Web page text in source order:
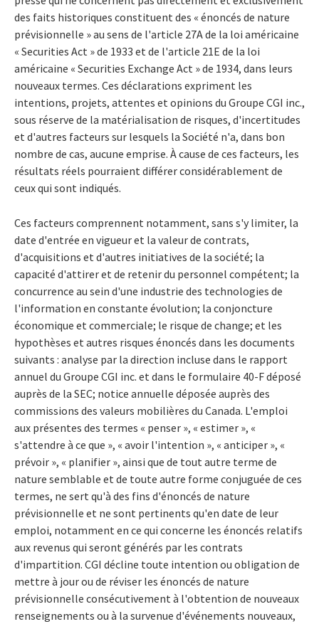
des faits historiques constituent des « énoncés de nature
prévisionnelle » au sens de l'article 27A de la loi américaine
« Securities Act » de 1933 et de l'article 21E de la loi
américaine « Securities Exchange Act » de 1934, dans leurs
nouveaux termes. Ces déclarations expriment les
intentions, projets, attentes et opinions du Groupe CGI inc.,
sous réserve de la matérialisation de risques, d'incertitudes
et d'autres facteurs sur lesquels la Société n'a, dans bon
nombre de cas, aucune emprise. À cause de ces facteurs, les
résultats réels pourraient différer considérablement de
ceux qui sont indiqués.
Ces facteurs comprennent notamment, sans s'y limiter, la
date d'entrée en vigueur et la valeur de contrats,
d'acquisitions et d'autres initiatives de la société; la
capacité d'attirer et de retenir du personnel compétent; la
concurrence au sein d'une industrie des technologies de
l'information en constante évolution; la conjoncture
économique et commerciale; le risque de change; et les
hypothèses et autres risques énoncés dans les documents
suivants : analyse par la direction incluse dans le rapport
annuel du Groupe CGI inc. et dans le formulaire 40-F déposé
auprès de la SEC; notice annuelle déposée auprès des
commissions des valeurs mobilières du Canada. L'emploi
aux présentes des termes « penser », « estimer », «
s'attendre à ce que », « avoir l'intention », « anticiper », «
prévoir », « planifier », ainsi que de tout autre terme de
nature semblable et de toute autre forme conjuguée de ces
termes, ne sert qu'à des fins d'énoncés de nature
prévisionnelle et ne sont pertinents qu'en date de leur
emploi, notamment en ce qui concerne les énoncés relatifs
aux revenus qui seront générés par les contrats
d'impartition. CGI décline toute intention ou obligation de
mettre à jour ou de réviser les énoncés de nature
prévisionnelle consécutivement à l'obtention de nouveaux
renseignements ou à la survenue d'événements nouveaux,